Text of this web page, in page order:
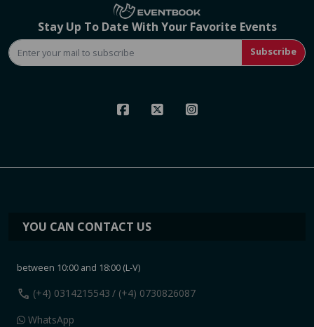
Stay Up To Date With Your Favorite Events
Subscribe
YOU CAN CONTACT US
between 10:00 and 18:00 (L-V)
call (+4) 0314215543 / (+4) 0730826087
WhatsApp